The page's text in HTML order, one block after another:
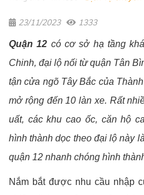
23/11/2023 1333
Quận 12 có cơ sở hạ tầng
Chinh, đại lộ nối từ quận Tân
tận cửa ngõ Tây Bắc của
mở rộng đến 10 làn xe. Rất
uất, các khu cao ốc, căn hộ
hình thành dọc theo đại lộ này
quận 12 nhanh chóng hình
Nắm bắt được nhu cầu nhập